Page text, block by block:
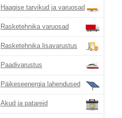
Haagise tarvikud ja varuosad
Rasketehnika varuosad
Rasketehnika lisavarustus
Paadivarustus
Päikeseenergia lahendused
Akud ja patareid